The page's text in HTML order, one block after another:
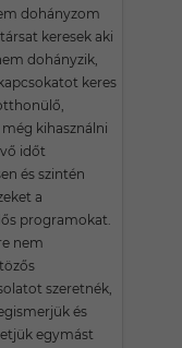
dohányzom
keresek aki
dohányzik,
keres
kihasználni
időt
és szintén
a
programokat.
nem
szeretnék,
és
egymást